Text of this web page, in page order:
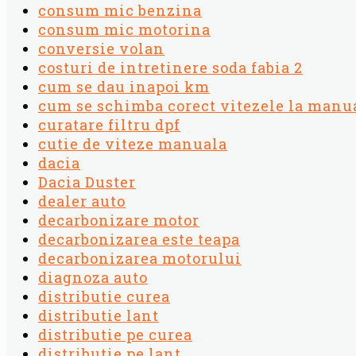
consum mic benzina
consum mic motorina
conversie volan
costuri de intretinere soda fabia 2
cum se dau inapoi km
cum se schimba corect vitezele la
curatare filtru dpf
cutie de viteze manuala
dacia
Dacia Duster
dealer auto
decarbonizare motor
decarbonizarea este teapa
decarbonizarea motorului
diagnoza auto
distributie curea
distributie lant
distributie pe curea